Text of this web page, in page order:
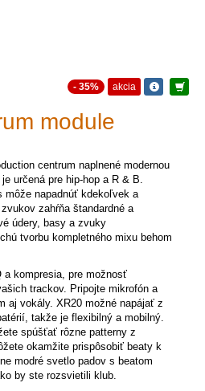
- 35% akcia
module
centrum naplnené modernou
určená pre hip-hop a R & B.
môže napadnúť kdekoľvek a
zahŕňa štandardné a
údery, basy a zvuky
tvorbu kompletného mixu behom
a kompresia, pre možnosť
trackov. Pripojte mikrofón a
aj vokály. XR20 možné napájať z
takže je flexibilný a mobilný.
spúšťať rôzne patterny z
okamžite prispôsobiť beaty k
modré svetlo padov s beatom
by ste rozsvietili klub.